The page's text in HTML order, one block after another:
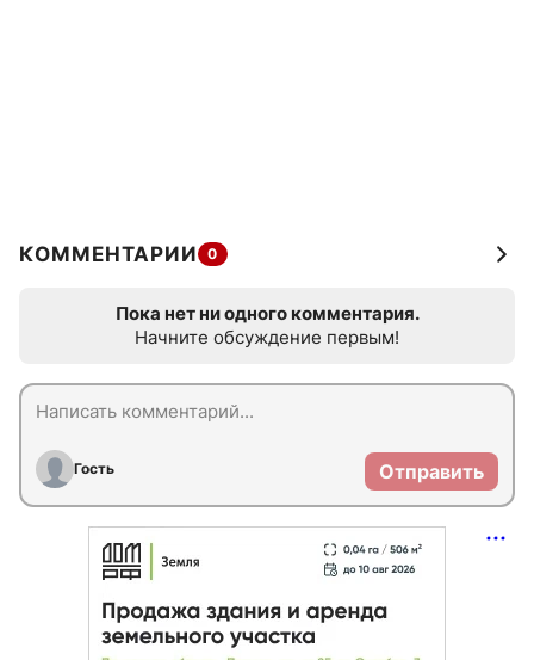
КОММЕНТАРИИ 0
Пока нет ни одного комментария.
Начните обсуждение первым!
Гость Отправить